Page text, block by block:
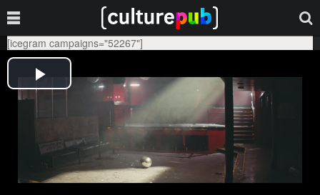
[icegram campaigns="52267"]